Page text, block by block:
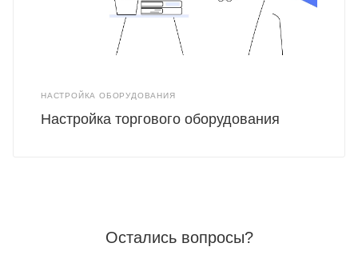
НАСТРОЙКА ОБОРУДОВАНИЯ
Настройка торгового оборудования
Остались вопросы?